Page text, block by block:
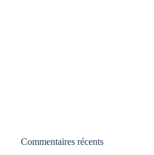
Commentaires récents